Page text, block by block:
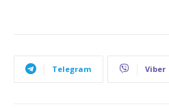
Telegram Viber